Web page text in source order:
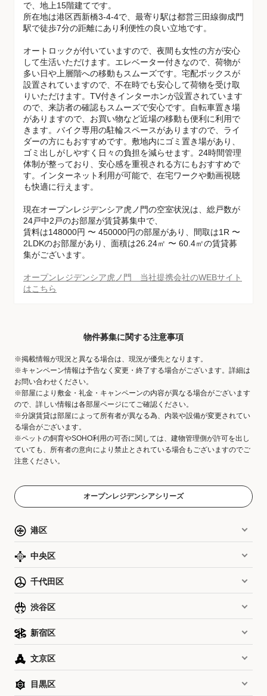
で、地上15階建てです。
所在地は港区西新橋3-4-4で、最寄り駅は都営三田線御成門
駅で徒歩7分の距離にあり利便性の良い立地です。
オートロックが付いていますので、夜間も女性の方が安心
して生活いただけます。エレベーター付きなので、荷物が
多い日や上層階への移動もスムーズです。宅配ボックスが
設置されていますので、不在時でも安心して荷物を受け取
りいただけます。TV付きインターホンが設置されています
ので、来訪者の確認もスムーズで安心です。自転車置き場
がありますので、お買い物など近場の移動も便利に利用で
きます。バイク専用の駐輪スペースがありますので、ライ
ダーの方にもおすすめです。敷地内にゴミ置き場があり、
ゴミ出しがしやすく日々の負担を減らせます。24時間管理
体制が整っており、安心感を重視される方にもおすすめで
す。インターネット利用が可能で、在宅ワークや動画視聴
も快適に行えます。
現在オープンレジデンシア虎ノ門の空室状況は、総戸数が
24戸中2戸のお部屋が賃貸募集中で、
賃料は148000円 〜 450000円の部屋があり、間取は1R 〜
2LDKのお部屋があり、面積は26.24㎡ 〜 60.4㎡の賃貸募
集がございます。
オープンレジデンシア虎ノ門 当社提携会社のWEBサイト
はこちら
物件募集に関する注意事項
※掲載情報が現況と異なる場合は、現況が優先となります。
※キャンペーン情報は予告なく変更・終了する場合がございます。詳細は
お問い合わせください。
※部屋により敷金・礼金・キャンペーンの内容が異なる場合がございます
ので、詳しい情報は各部屋ページにてご確認ください。
※分譲賃貸は部屋によって所有者が異なる為、内装や設備が変更されてい
る場合がございます。
※ペットの飼育やSOHO利用の可否に関しては、建物管理側が許可を出し
ていても、所有者の意向により禁止とされている場合もございますのでご
注意ください。
オープンレジデンシアシリーズ
港区
中央区
千代田区
渋谷区
新宿区
文京区
目黒区